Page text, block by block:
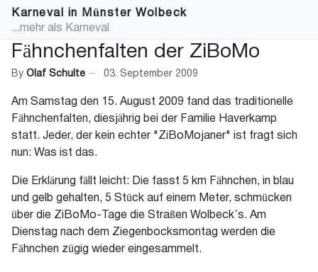
Karneval in Münster Wolbeck
...mehr als Karneval
Fähnchenfalten der ZiBoMo
By Olaf Schulte 03. September 2009
Am Samstag den 15. August 2009 fand das traditionelle
Fähnchenfalten, diesjährig bei der Familie Haverkamp
statt. Jeder, der kein echter "ZiBoMojaner" ist fragt sich
nun: Was ist das.
Die Erklärung fällt leicht: Die fasst 5 km Fähnchen, in blau
und gelb gehalten, 5 Stück auf einem Meter, schmücken
über die ZiBoMo-Tage die Straßen Wolbeck´s. Am
Dienstag nach dem Ziegenbocksmontag werden die
Fähnchen zügig wieder eingesammelt.